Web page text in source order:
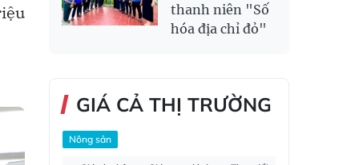
thanh niên "Số
hóa địa chỉ đỏ"
GIÁ CẢ THỊ TRƯỜNG
Nông sản